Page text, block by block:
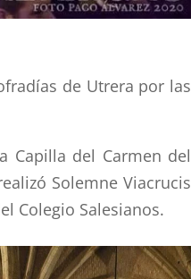
de Utrera por las
Capilla del Carmen del
Solemne Viacrucis
Colegio Salesianos.